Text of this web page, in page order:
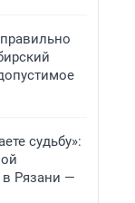
судьбу»:
Рязани —